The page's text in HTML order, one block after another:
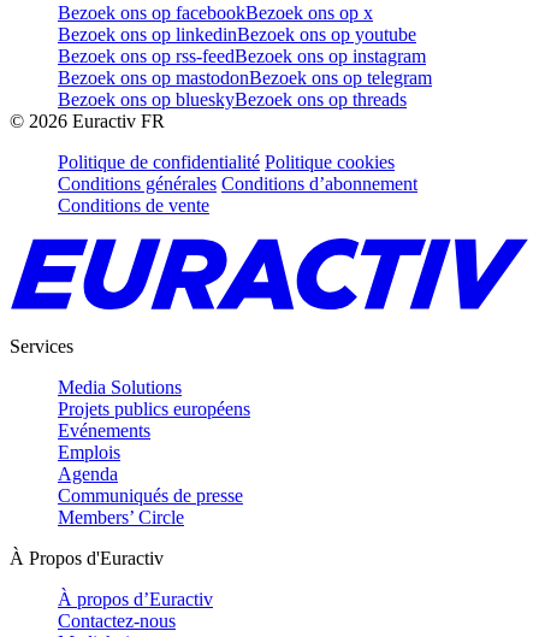
Bezoek ons op facebookBezoek ons op x
Bezoek ons op linkedinBezoek ons op youtube
Bezoek ons op rss-feedBezoek ons op instagram
Bezoek ons op mastodonBezoek ons op telegram
Bezoek ons op blueskyBezoek ons op threads
© 2026 Euractiv FR
Politique de confidentialité Politique cookies
Conditions générales Conditions d’abonnement
Conditions de vente
Services
Media Solutions
Projets publics européens
Evénements
Emplois
Agenda
Communiqués de presse
Members’ Circle
À Propos d'Euractiv
À propos d’Euractiv
Contactez-nous